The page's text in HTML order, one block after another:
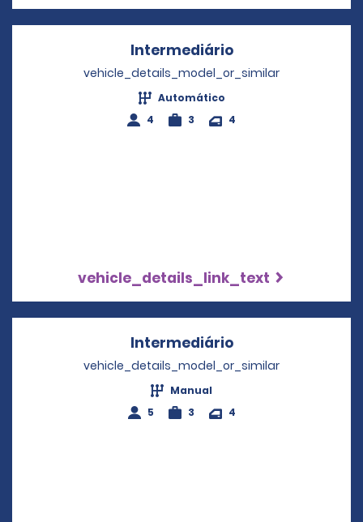
IntermediárioOpens in a new
vehicle_details_model_or_similar
Automático
4
3 4
vehicle_details_link_text
IntermediárioOpens in a new
vehicle_details_model_or_similar
Manual
5
3 4